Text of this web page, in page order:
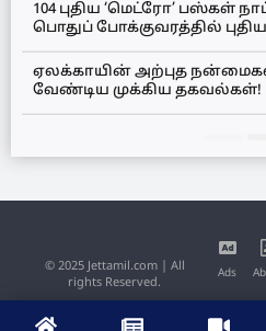
104 புதிய ‘மெட்ரோ’ பஸ்கள்
பொதுப் போக்குவரத்தில்
ஏலக்காயின் அற்புத
வேண்டிய முக்கிய தகவல்கள்!
Ads
© 2025 Jettamil.com | All
rights Reserved.